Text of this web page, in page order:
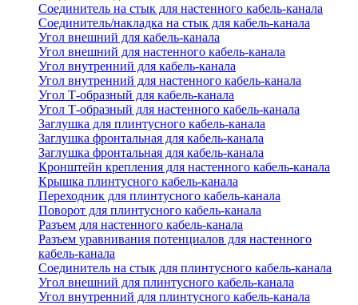
Соединитель на стык для настенного кабель-канала
Соединитель/накладка на стык для кабель-канала
Угол внешний для кабель-канала
Угол внешний для настенного кабель-канала
Угол внутренний для кабель-канала
Угол внутренний для настенного кабель-канала
Угол Т-образный для кабель-канала
Угол Т-образный для настенного кабель-канала
Заглушка для плинтусного кабель-канала
Заглушка фронтальная для кабель-канала
Заглушка фронтальная для кабель-канала
Кронштейн крепления для настенного кабель-канала
Крышка плинтусного кабель-канала
Переходник для плинтусного кабель-канала
Поворот для плинтусного кабель-канала
Разъем для настенного кабель-канала
Разъем уравнивания потенциалов для настенного
кабель-канала
Соединитель на стык для плинтусного кабель-канала
Угол внешний для плинтусного кабель-канала
Угол внутренний для плинтусного кабель-канала